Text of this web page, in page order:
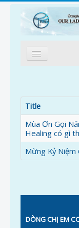
Tông Đồ
Kinh Mân Côi
Ơn Gọi
Thông Tin
Nối Kết
Title
Mùa Ơn Gọi
Healing có gì
Mừng Kỷ Niệm
DÒNG CHỊ EM